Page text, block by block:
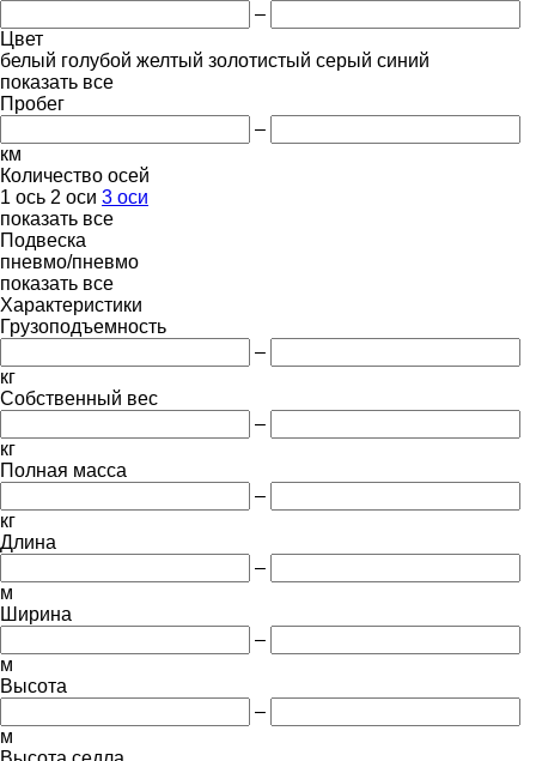
–
Цвет
белый голубой желтый золотистый серый синий
показать все
Пробег
–
км
Количество осей
1 ось 2 оси 3 оси
показать все
Подвеска
пневмо/пневмо
показать все
Характеристики
Грузоподъемность
–
кг
Собственный вес
–
кг
Полная масса
–
кг
Длина
–
м
Ширина
–
м
Высота
–
м